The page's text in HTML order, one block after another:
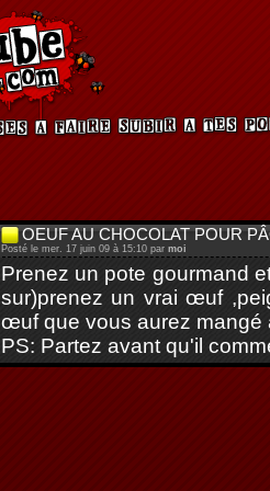
OEUF AU CHOCOLAT POUR
Posté le mer. 17 juin 09 à 15:10 par moi
Prenez un pote gourmand
sur)prenez un vrai œuf
œuf que vous aurez mangé
PS: Partez avant qu'il